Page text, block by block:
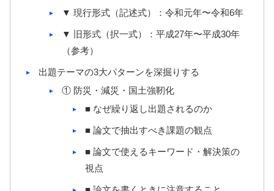
▼ 現行形式（記述式）：令和元年〜令和6年
▼ 旧形式（択一式）：平成27年〜平成30年
（参考）
出題テーマの3大パターンを深掘りする
① 防災・減災・国土強靭化
■ なぜ繰り返し出題されるのか
■ 論文で抽出すべき課題の観点
■ 論文で使えるキーワード・解決策の
視点